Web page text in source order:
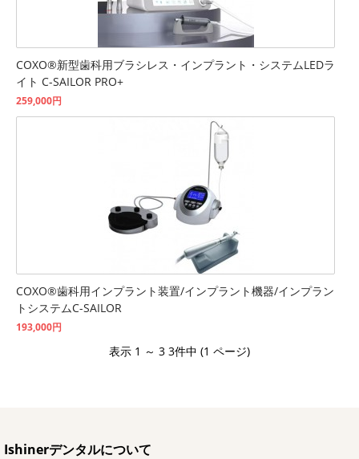
COXO®新型歯科用ブラシレス・インプラント・システムLEDラ
イト C-SAILOR PRO+
259,000円
COXO®歯科用インプラント装置/インプラント機器/インプラン
トシステムC-SAILOR
193,000円
表示 1 ～ 3 3件中 (1 ページ)
Ishinerデンタルについて